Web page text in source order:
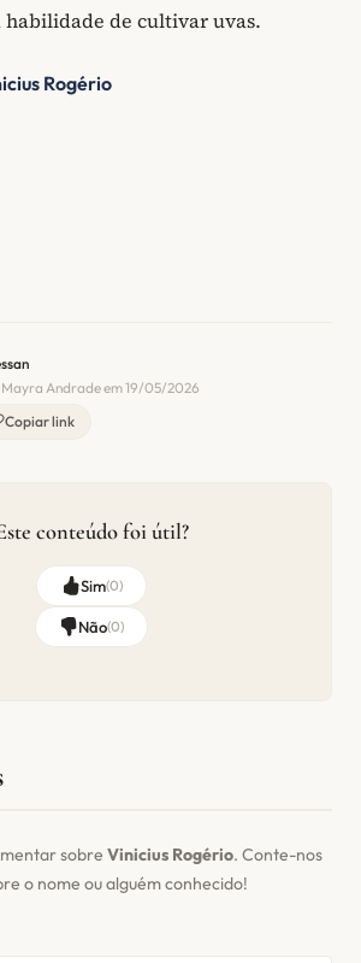
habilidade de cultivar uvas.
Rogério
Andrade em 19/05/2026
Copiar link
conteúdo foi útil?
Sim(0)
Não(0)
sobre Vinicius Rogério. Conte-nos
o nome ou alguém conhecido!